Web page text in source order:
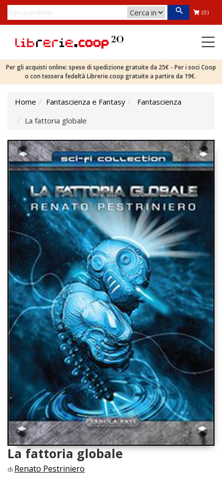
(0)
Per gli acquisti online: spese di spedizione gratuite da 25€ - Per i soci Coop
o con tessera fedeltà Librerie.coop gratuite a partire da 19€.
Home Fantascienza e Fantasy
Fantascienza
La fattoria globale
La fattoria globale
di Renato Pestriniero